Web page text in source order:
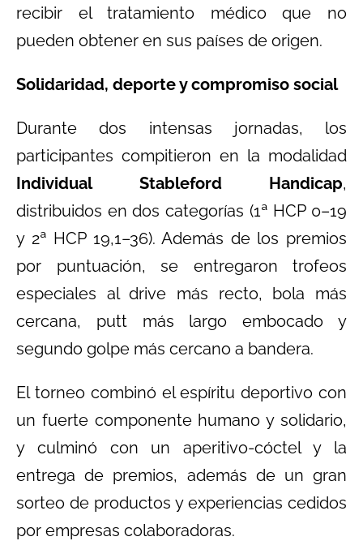
recibir el tratamiento médico que no
pueden obtener en sus países de origen.
Solidaridad, deporte y compromiso social
Durante dos intensas jornadas, los
participantes compitieron en la modalidad
Individual Stableford Handicap,
distribuidos en dos categorías (1ª HCP 0–19
y 2ª HCP 19,1–36). Además de los premios
por puntuación, se entregaron trofeos
especiales al drive más recto, bola más
cercana, putt más largo embocado y
segundo golpe más cercano a bandera.
El torneo combinó el espíritu deportivo con
un fuerte componente humano y solidario,
y culminó con un aperitivo-cóctel y la
entrega de premios, además de un gran
sorteo de productos y experiencias cedidos
por empresas colaboradoras.